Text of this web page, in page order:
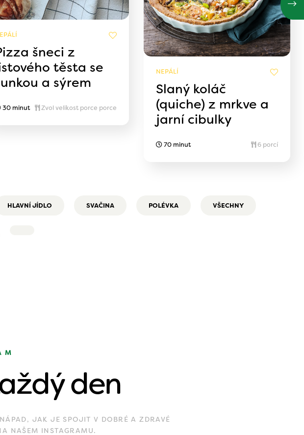
šneci z
těsta se
a sýrem
30 minut Zvol velikost porce porce
NEPÁLÍ
Slaný koláč
(quiche) z mrkve a
jarní cibulky
70 minut 6 porcí
HLAVNÍ JÍDLO SVAČINA POLÉVKA VŠECHNY
den
JAK JE SPOJIT V DOBRÉ A ZDRAVÉ
NAŠEM INSTAGRAMU.